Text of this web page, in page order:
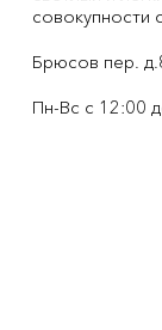
совокупности
Брюсов пер.
Пн-Вс с 12:00